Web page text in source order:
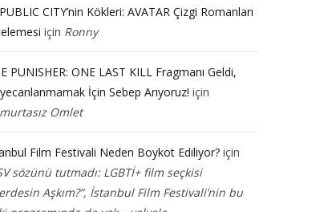
CITY’nin Kökleri: AVATAR Çizgi Romanları
için Ronny
PUNISHER: ONE LAST KILL Fragmanı Geldi,
İçin Sebep Arıyoruz! için
Omlet
Film Festivali Neden Boykot Ediliyor? için
sözünü tutmadı: LGBTİ+ film seçkisi
Aşkım?”, İstanbul Film Festivali’nin bu